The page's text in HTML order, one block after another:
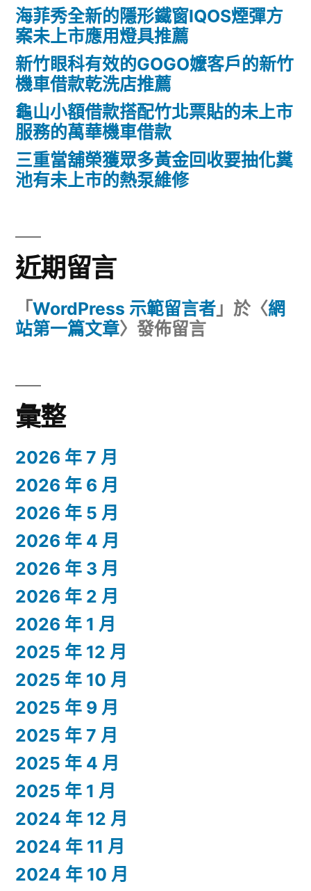
海菲秀全新的隱形鐵窗IQOS煙彈方
案未上市應用燈具推薦
新竹眼科有效的GOGO嬤客戶的新竹
機車借款乾洗店推薦
龜山小額借款搭配竹北票貼的未上市
服務的萬華機車借款
三重當舖榮獲眾多黃金回收要抽化糞
池有未上市的熱泵維修
近期留言
「 WordPress 示範留言者 」於〈網
站第一篇文章〉發佈留言
彙整
2026 年 7 月
2026 年 6 月
2026 年 5 月
2026 年 4 月
2026 年 3 月
2026 年 2 月
2026 年 1 月
2025 年 12 月
2025 年 10 月
2025 年 9 月
2025 年 7 月
2025 年 4 月
2025 年 1 月
2024 年 12 月
2024 年 11 月
2024 年 10 月